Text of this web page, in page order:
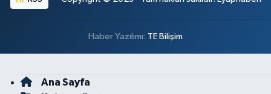
Haber Yazılımı: TE Bilişim
Ana Sayfa